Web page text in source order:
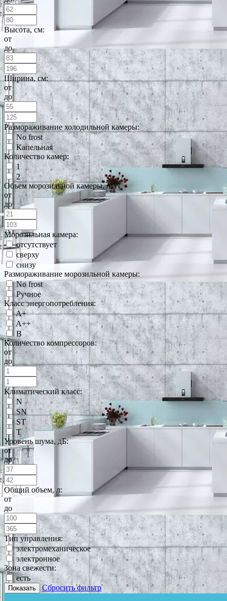
Высота, см:
от
до
Ширина, см:
от
до
Размораживание холодильной камеры:
No frost
Капельная
Количество камер:
1
2
Объем морозильной камеры, л:
от
до
Морозильная камера:
отсутствует
сверху
снизу
Размораживание морозильной камеры:
No frost
Ручное
Класс энергопотребления:
A+
A++
B
Количество компрессоров:
от
до
Климатический класс:
N
SN
ST
T
Уровень шума, дБ:
от
до
Общий объем, л:
от
до
Тип управления:
электромеханическое
электронное
Зона свежести:
есть
Показать Сбросить фильтр